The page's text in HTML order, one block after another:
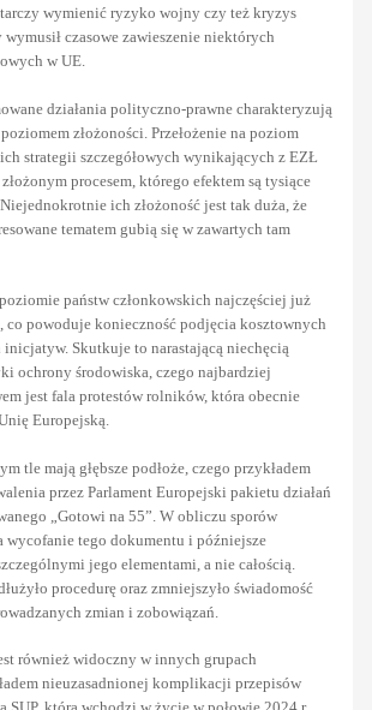
wymienić ryzyko wojny czy też kryzys
czasowe zawieszenie niektórych
w UE.
działania polityczno-prawne charakteryzują
złożoności. Przełożenie na poziom
strategii szczegółowych wynikających z EZŁ
procesem, którego efektem są tysiące
ich złożoność jest tak duża, że
tematem gubią się w zawartych tam
państw członkowskich najczęściej już
co powoduje konieczność podjęcia kosztownych
Skutkuje to narastającą niechęcią
ochrony środowiska, czego najbardziej
jest fala protestów rolników, która obecnie
Europejską.
tle mają głębsze podłoże, czego przykładem
przez Parlament Europejski pakietu działań
„Gotowi na 55”. W obliczu sporów
wycofanie tego dokumentu i późniejsze
jego elementami, a nie całością.
procedurę oraz zmniejszyło świadomość
zmian i zobowiązań.
również widoczny w innych grupach
nieuzasadnionej komplikacji przepisów